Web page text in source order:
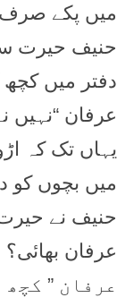
میں پکے صرف
حنیف حیرت
دفتر میں کچھ
عرفان “نہیں
یہاں تک کہ
میں بچوں کو
حنیف نے
عرفان
عرفان ”